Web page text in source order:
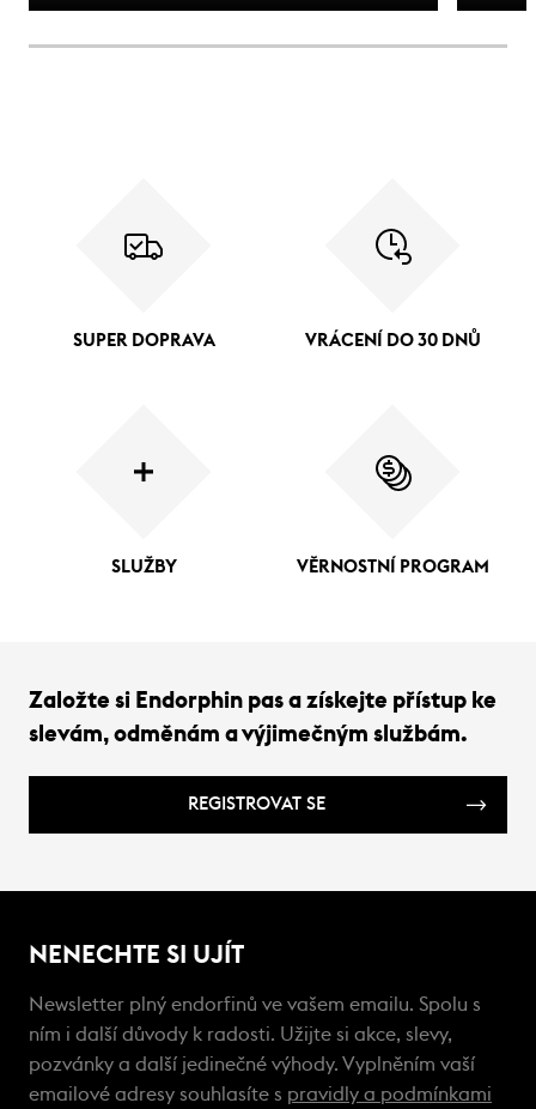
SUPER DOPRAVA VRÁCENÍ DO 30 DNŮ
SLUŽBY VĚRNOSTNÍ PROGRAM
Založte si Endorphin pas a získejte přístup ke
slevám, odměnám a výjimečným službám.
REGISTROVAT SE
NENECHTE SI UJÍT
Newsletter plný endorfinů ve vašem emailu. Spolu s
ním i další důvody k radosti. Užijte si akce, slevy,
pozvánky a další jedinečné výhody. Vyplněním vaší
emailové adresy souhlasíte s pravidly a podmínkami